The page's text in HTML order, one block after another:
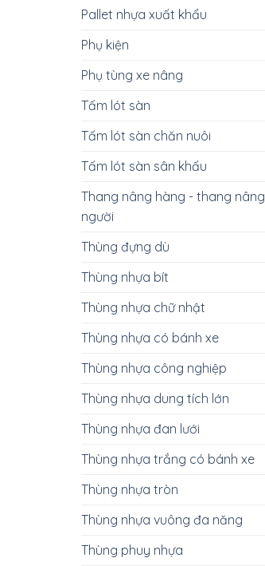
Pallet nhựa xuất khẩu
Phụ kiện
Phụ tùng xe nâng
Tấm lót sàn
Tấm lót sàn chăn nuôi
Tấm lót sàn sân khấu
Thang nâng hàng - thang nâng
người
Thùng đựng dù
Thùng nhựa bít
Thùng nhựa chữ nhật
Thùng nhựa có bánh xe
Thùng nhựa công nghiệp
Thùng nhựa dung tích lớn
Thùng nhựa đan lưới
Thùng nhựa trắng có bánh xe
Thùng nhựa tròn
Thùng nhựa vuông đa năng
Thùng phuy nhựa